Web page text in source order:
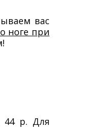
вас
ноге при
!
44 р. Для